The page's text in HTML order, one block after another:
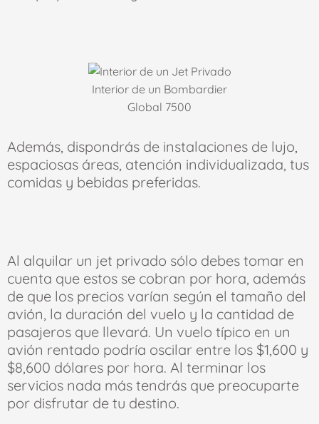
Interior de un Bombardier
Global 7500
Además, dispondrás de instalaciones de lujo,
espaciosas áreas, atención individualizada, tus
comidas y bebidas preferidas.
Al alquilar un jet privado sólo debes tomar en
cuenta que estos se cobran por hora, además
de que los precios varían según el tamaño del
avión, la duración del vuelo y la cantidad de
pasajeros que llevará. Un vuelo típico en un
avión rentado podría oscilar entre los $1,600 y
$8,600 dólares por hora. Al terminar los
servicios nada más tendrás que preocuparte
por disfrutar de tu destino.